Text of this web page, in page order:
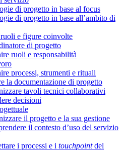
di progetto in base al focus
di progetto in base all’ambito di
e figure coinvolte
di progetto
ruoli e responsabilità
processi, strumenti e rituali
la documentazione di progetto
tavoli tecnici collaborativi
decisioni
il progetto e la sua gestione
il contesto d’uso del servizio
i processi e i touchpointdel